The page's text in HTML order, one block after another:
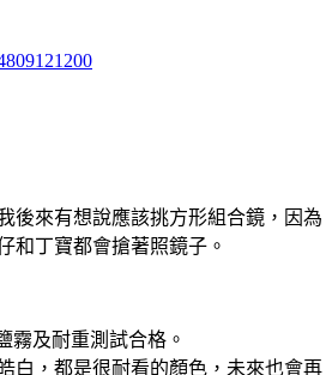
後來有想說應該挑方形組合鏡，因為
和丁寶都會搶著照鏡子。
霧及耐重測試合格。
白，都是很耐看的顏色，未來也會再